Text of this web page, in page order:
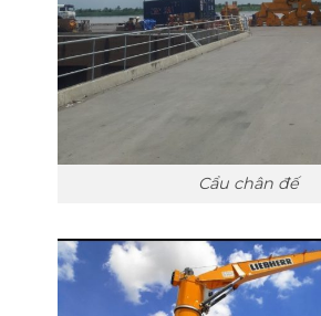
Cẩu chân đế